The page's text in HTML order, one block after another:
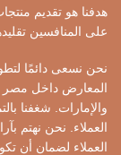
هدفنا هو تقديم
على المنافسين
نحن نسعى دائمًا
المعارض داخل مصر
والإمارات. شغفنا
العملاء. نحن نهتم
العملاء لضمان أن